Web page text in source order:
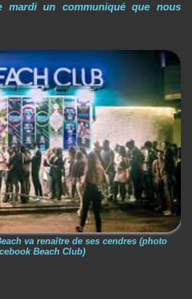
mardi un communiqué que nous
va renaître de ses cendres (photo
Beach Club)